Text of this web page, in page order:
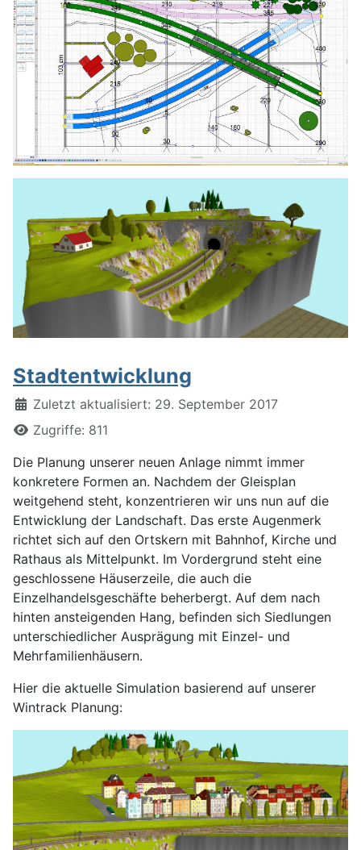
Stadtentwicklung
DetailsZuletzt aktualisiert: 29. September 2017
Zugriffe: 811
Die Planung unserer neuen Anlage nimmt immer
konkretere Formen an. Nachdem der Gleisplan
weitgehend steht, konzentrieren wir uns nun auf die
Entwicklung der Landschaft. Das erste Augenmerk
richtet sich auf den Ortskern mit Bahnhof, Kirche und
Rathaus als Mittelpunkt. Im Vordergrund steht eine
geschlossene Häuserzeile, die auch die
Einzelhandelsgeschäfte beherbergt. Auf dem nach
hinten ansteigenden Hang, befinden sich Siedlungen
unterschiedlicher Ausprägung mit Einzel- und
Mehrfamilienhäusern.
Hier die aktuelle Simulation basierend auf unserer
Wintrack Planung: